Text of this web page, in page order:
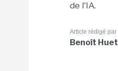
de l'IA.
Article rédigé par
Benoît Huet